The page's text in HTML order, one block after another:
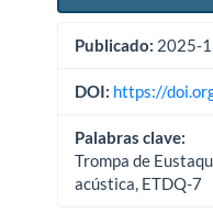
Publicado: 2025-
DOI: https://
Palabras clave:
Trompa de
acústica, ETDQ-7